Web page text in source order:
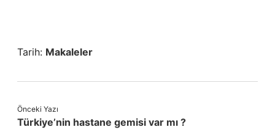
Tarih: Makaleler
Önceki Yazı
Türkiye’nin hastane gemisi var mı ?